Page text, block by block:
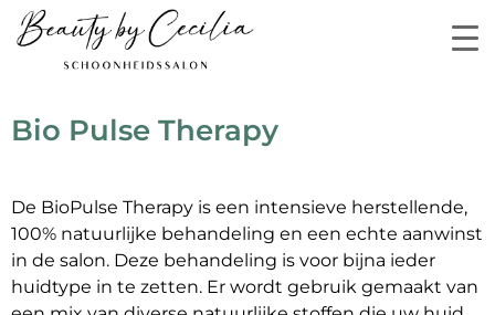
Bio Pulse Therapy
De BioPulse Therapy is een intensieve herstellende,
100% natuurlijke behandeling en een echte aanwinst
in de salon. Deze behandeling is voor bijna ieder
huidtype in te zetten. Er wordt gebruik gemaakt van